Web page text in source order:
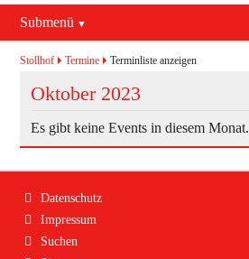
überspringen
Maiersdorf
Stollhof
Submenü
Navigation
überspringen
Aktuelles
Mannschaft
Jugend
Ausrüstung
Feuerwehrhaus
Fahrzeuge
Termine
Geschichte
Stollhof Termine Terminliste anzeigen
Oktober 2023
Es gibt keine Events in diesem Monat.
Navigation
Datenschutz
Impressum
Suchen